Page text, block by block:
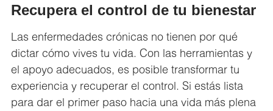
Recupera el control de tu bienestar
Las enfermedades crónicas no tienen por qué
dictar cómo vives tu vida. Con las herramientas y
el apoyo adecuados, es posible transformar tu
experiencia y recuperar el control. Si estás lista
para dar el primer paso hacia una vida más plena